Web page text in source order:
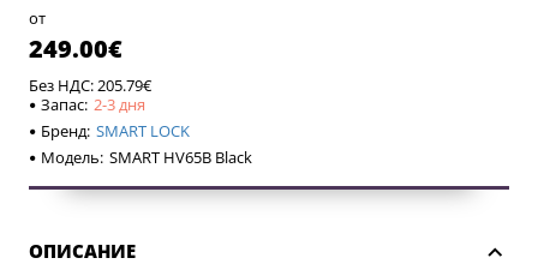
от
249.00€
Без НДС: 205.79€
Запас: 2-3 дня
Бренд: SMART LOCK
Модель: SMART HV65B Black
ОПИСАНИЕ